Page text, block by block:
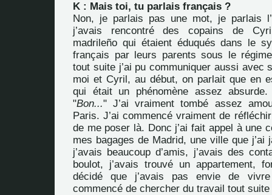
K : Mais toi, tu parlais français ?
Non, je parlais pas une mot, je parlais
j’avais rencontré des copains de
madrileño qui étaient éduqués dans le
français par leurs parents sous le
tout suite j’ai pu communiquer aussi avec
moi et Cyril, au début, on parlait que en
qui était un phénomène assez
"Bon..." J’ai vraiment tombé assez
Paris. J’ai commencé vraiment de
de me poser là. Donc j’ai fait appel à une
mes bagages de Madrid, une ville que j’ai
j’avais beaucoup d’amis, j’avais des
boulot, j’avais trouvé un appartement,
décidé que j’avais pas envie de
commencé de chercher du travail tout